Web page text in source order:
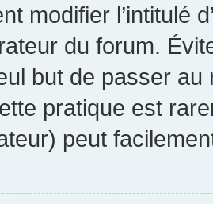
modifier l’intitulé
du forum.
but de passer
pratique est
peut